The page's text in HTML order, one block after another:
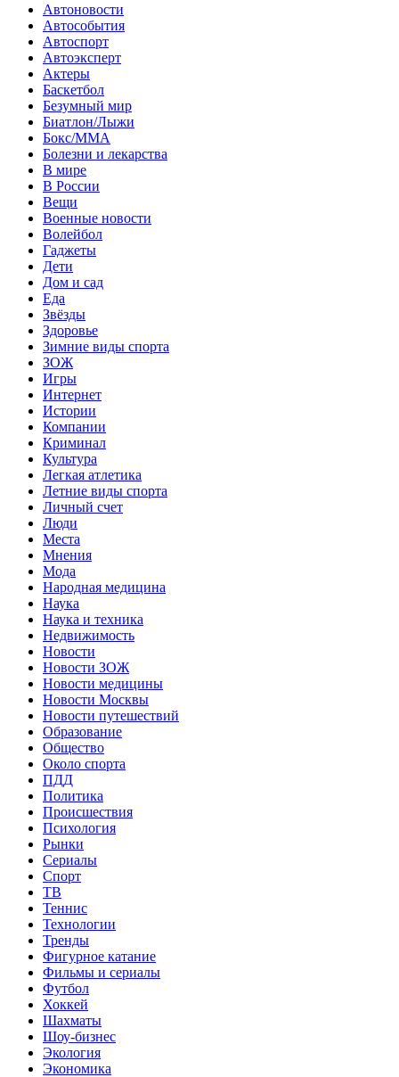
Автоновости
Автособытия
Автоспорт
Автоэксперт
Актеры
Баскетбол
Безумный мир
Биатлон/Лыжи
Бокс/MMA
Болезни и лекарства
В мире
В России
Вещи
Военные новости
Волейбол
Гаджеты
Дети
Дом и сад
Еда
Звёзды
Здоровье
Зимние виды спорта
ЗОЖ
Игры
Интернет
Истории
Компании
Криминал
Культура
Легкая атлетика
Летние виды спорта
Личный счет
Люди
Места
Мнения
Мода
Народная медицина
Наука
Наука и техника
Недвижимость
Новости
Новости ЗОЖ
Новости медицины
Новости Москвы
Новости путешествий
Образование
Общество
Около спорта
ПДД
Политика
Происшествия
Психология
Рынки
Сериалы
Спорт
ТВ
Теннис
Технологии
Тренды
Фигурное катание
Фильмы и сериалы
Футбол
Хоккей
Шахматы
Шоу-бизнес
Экология
Экономика